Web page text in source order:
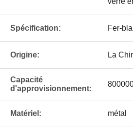
Spécification: Fer-
Origine: La
Capacité
d'approvisionnement:
Matériel: métal